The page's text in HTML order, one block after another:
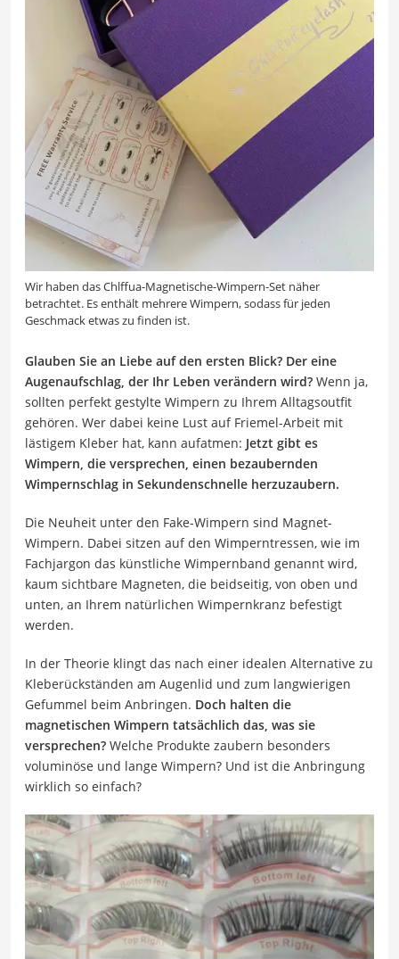
Wir haben das Chlffua-Magnetische-Wimpern-Set näher
betrachtet. Es enthält mehrere Wimpern, sodass für jeden
Geschmack etwas zu finden ist.
Glauben Sie an Liebe auf den ersten Blick? Der eine
Augenaufschlag, der Ihr Leben verändern wird? Wenn ja,
sollten perfekt gestylte Wimpern zu Ihrem Alltagsoutfit
gehören. Wer dabei keine Lust auf Friemel-Arbeit mit
lästigem Kleber hat, kann aufatmen: Jetzt gibt es
Wimpern, die versprechen, einen bezaubernden
Wimpernschlag in Sekundenschnelle herzuzaubern.
Die Neuheit unter den Fake-Wimpern sind Magnet-
Wimpern. Dabei sitzen auf den Wimperntressen, wie im
Fachjargon das künstliche Wimpernband genannt wird,
kaum sichtbare Magneten, die beidseitig, von oben und
unten, an Ihrem natürlichen Wimpernkranz befestigt
werden.
In der Theorie klingt das nach einer idealen Alternative zu
Kleberückständen am Augenlid und zum langwierigen
Gefummel beim Anbringen. Doch halten die
magnetischen Wimpern tatsächlich das, was sie
versprechen? Welche Produkte zaubern besonders
voluminöse und lange Wimpern? Und ist die Anbringung
wirklich so einfach?